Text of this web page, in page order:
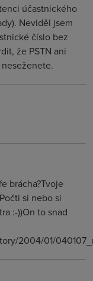
účastnického
Neviděl jsem
číslo bez
že PSTN ani
brácha?Tvoje
si nebo si
:-))On to snad
2004/01/